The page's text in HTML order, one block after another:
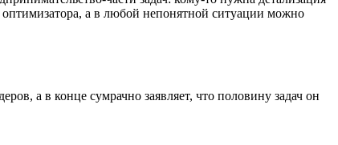
а в любой непонятной ситуации можно
а в конце сумрачно заявляет, что половину задач он